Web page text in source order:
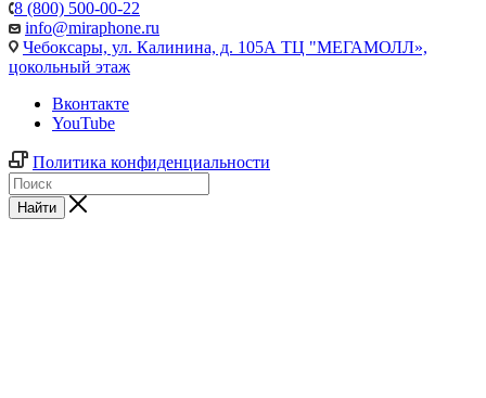
8 (800) 500-00-22
info@miraphone.ru
Чебоксары, ул. Калинина, д. 105А ТЦ "МЕГАМОЛЛ»,
цокольный этаж
Вконтакте
YouTube
Политика конфиденциальности
Найти